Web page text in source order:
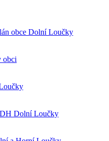
obce Dolní Loučky
obci
Dolní Loučky